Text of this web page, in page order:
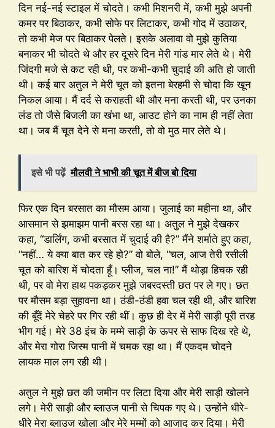
दिन नई-नई स्टाइल में चोदते। कभी मिशनरी में, कभी मुझे अपनी
कमर पर बिठाकर, कभी सोफे पर लिटाकर, कभी गोद में उठाकर,
तो कभी मेज पर बिठाकर पेलते। इसके अलावा वो मुझे कुतिया
बनाकर भी चोदते थे और हर दूसरे दिन मेरी गांड मार लेते थे। मेरी
जिंदगी मजे से कट रही थी, पर कभी-कभी चुदाई की अति हो जाती
थी। कई बार अतुल ने मेरी चूत को इतना बेरहमी से चोदा कि खून
निकल आया। मैं दर्द से कराहती थी और मना करती थी, पर उनका
लंड तो जैसे बिजली का खंभा था, आउट होने का नाम ही नहीं लेता
था। जब मैं चूत देने से मना करती, तो वो मुठ मार लेते थे।
इसे भी पढ़ें मौलवी ने भाभी की चूत में बीज बो दिया
फिर एक दिन बरसात का मौसम आया। जुलाई का महीना था, और
आसमान से झमाझम पानी बरस रहा था। अतुल ने मुझे देखकर
कहा, “डार्लिंग, कभी बरसात में चुदाई की है?” मैंने शर्माते हुए कहा,
“नहीं… ये क्या बात कर रहे हो?” वो बोले, “चल, आज तेरी रसीली
चूत को बारिश में चोदता हूँ। प्लीज, चल ना!” मैं थोड़ा हिचक रही
थी, पर वो मेरा हाथ पकड़कर मुझे जबरदस्ती छत पर ले गए। छत
पर मौसम बड़ा सुहावना था। ठंडी-ठंडी हवा चल रही थी, और बारिश
की बूँदें मेरे चेहरे पर गिर रही थीं। कुछ ही देर में मेरी साड़ी पूरी तरह
भीग गई। मेरे 38 इंच के मम्मे साड़ी के ऊपर से साफ दिख रहे थे,
और मेरा गोरा जिस्म पानी में चमक रहा था। मैं एकदम चोदने
लायक माल लग रही थी।
अतुल ने मुझे छत की जमीन पर लिटा दिया और मेरी साड़ी खोलने
लगे। मेरी साड़ी और ब्लाउज पानी से चिपक गए थे। उन्होंने धीरे-
धीरे मेरा ब्लाउज खोला और मेरे मम्मों को आजाद कर दिया। मेरी